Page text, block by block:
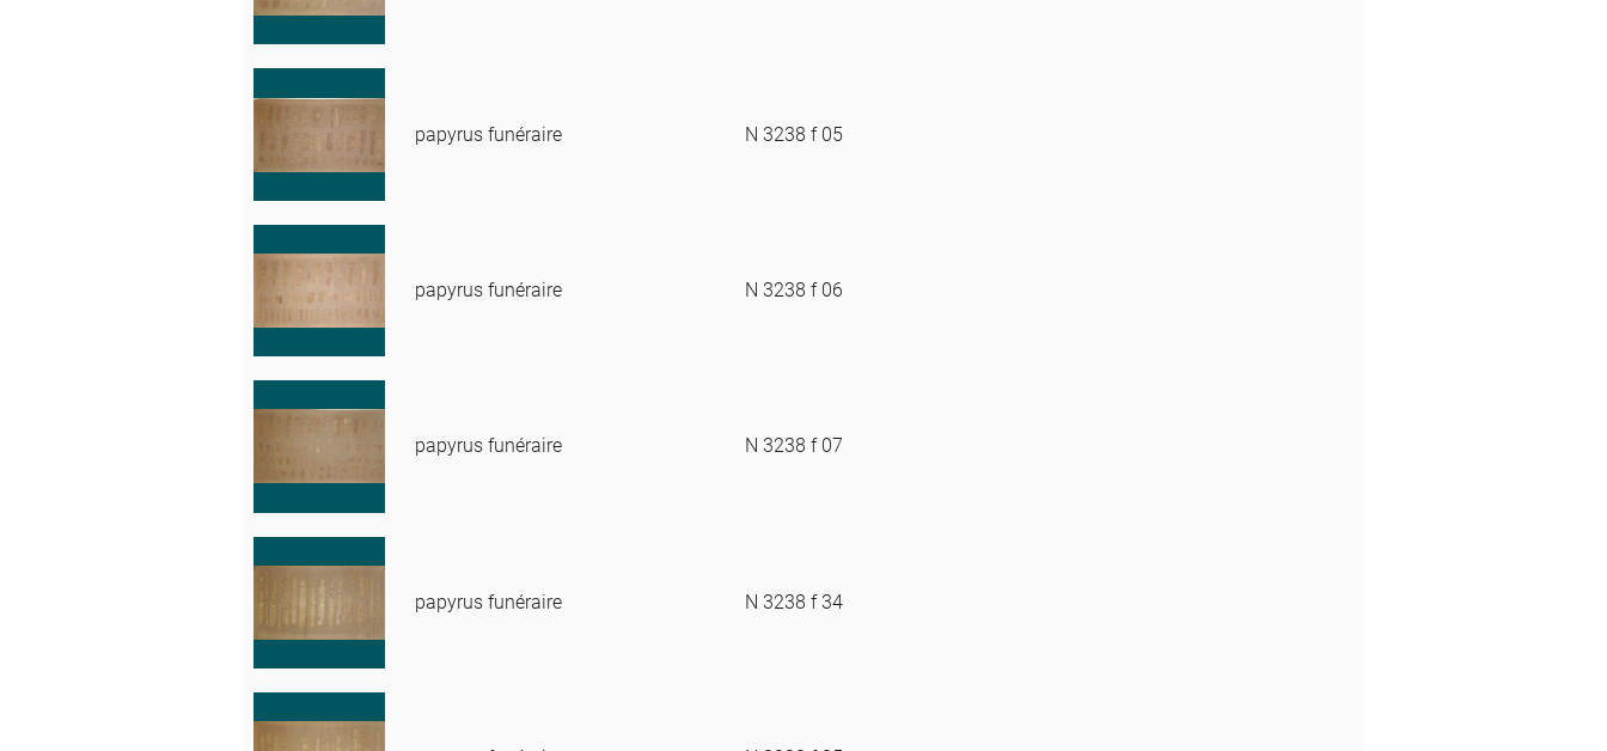
papyrus funéraire N 3238 f 05
papyrus funéraire N 3238 f 06
papyrus funéraire N 3238 f 07
papyrus funéraire N 3238 f 34